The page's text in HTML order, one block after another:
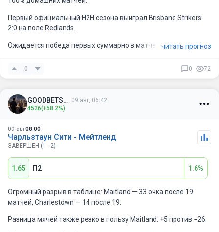
Первый официальный H2H сезона выиграл Brisbane Strikers
2:0 на поле Redlands.
Ожидается победа первых суммарно в матче 3-4 гола.читать прогноз
0 0 72
GOODBETSSS
09 авг, 06:42
4526(+58.2%)
09 авг08:00
Чарльзтаун Сити - Мейтленд
ЗАВЕРШЕН (1 - 2)
1.65 П2 1.6%
Огромный разрыв в таблице: Maitland — 33 очка после 19
матчей, Charlestown — 14 после 19.
Разница мячей также резко в пользу Maitland: +5 против −26.